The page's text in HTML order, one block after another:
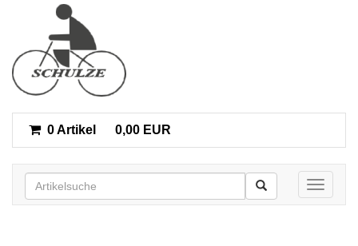
0 Artikel 0,00 EUR
Toggle